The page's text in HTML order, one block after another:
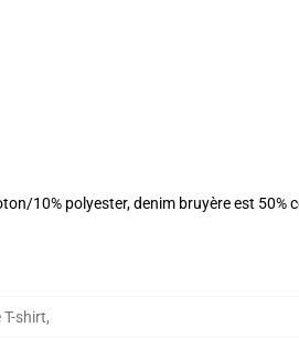
10% polyester, denim bruyère est 50%
shirt,